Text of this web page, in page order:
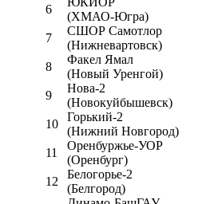
6
(ХМАО-Югра)
7
СШОР Самотлор
(Нижневартовск)
8
Факел Ямал
(Новый Уренгой)
9
Нова-2
(Новокуйбышевск)
10
Горький-2
(Нижний Новгород)
11
Оренбуржье-УОР
(Оренбург)
12
Белогорье-2
(Белгород)